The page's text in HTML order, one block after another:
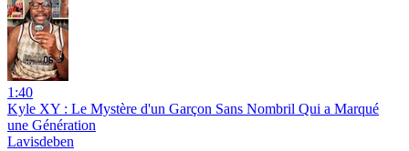
1:40
Kyle XY : Le Mystère d'un Garçon Sans Nombril Qui a Marqué
une Génération
Lavisdeben